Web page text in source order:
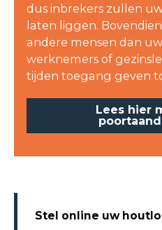
dus inbrekers zullen
laten liggen.
andere mensen dan
werknemers of
tijden toegang geven
Lees hier
Stel online uw